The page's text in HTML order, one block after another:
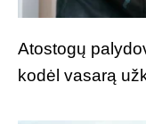
Atostogų
kodėl vasarą